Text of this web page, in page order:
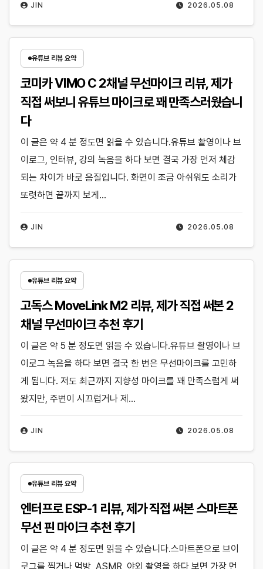
2026.05.08
JIN
유튜브 리뷰 요약
코미카 VIMO C 2채널 무선마이크 리뷰, 제가
직접 써보니 유튜브 마이크로 꽤 만족스러웠습니
다
2026.05.08
JIN
이 글은 약 4 분 정도면 읽을 수 있습니다.유튜브 촬영이나 브
이로그, 인터뷰, 강의 녹음을 하다 보면 결국 가장 먼저 체감
되는 차이가 바로 음질입니다. 화면이 조금 아쉬워도 소리가
또렷하면 끝까지 보게…
유튜브 리뷰 요약
고독스 MoveLink M2 리뷰, 제가 직접 써본 2
채널 무선마이크 추천 후기
2026.05.08
JIN
이 글은 약 5 분 정도면 읽을 수 있습니다.유튜브 촬영이나 브
이로그 녹음을 하다 보면 결국 한 번은 무선마이크를 고민하
게 됩니다. 저도 최근까지 지향성 마이크를 꽤 만족스럽게 써
왔지만, 주변이 시끄럽거나 제…
유튜브 리뷰 요약
엔터프로 ESP-1 리뷰, 제가 직접 써본 스마트폰
무선 핀 마이크 추천 후기
이 글은 약 4 분 정도면 읽을 수 있습니다.스마트폰으로 브이
로그를 찍거나 먹방, ASMR, 야외 촬영을 하다 보면 가장 먼